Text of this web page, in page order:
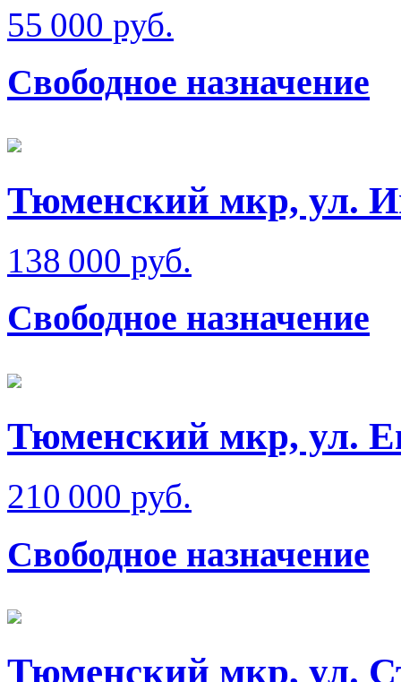
55 000 руб.
Свободное назначение
Тюменский мкр, ул.
138 000 руб.
Свободное назначение
Тюменский мкр, ул.
210 000 руб.
Свободное назначение
Тюменский мкр, ул.